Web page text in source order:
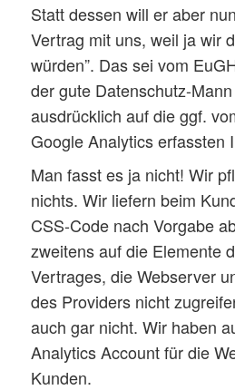
Statt dessen will er aber
Vertrag mit uns, weil ja wir
würden”. Das sei vom
der gute Datenschutz-
ausdrücklich auf die ggf.
Google Analytics
Man fasst es ja nicht! Wir
nichts. Wir liefern beim
CSS-Code nach Vorgabe
zweitens auf die Elemente
Vertrages, die Webserver
des Providers nicht
auch gar nicht. Wir haben
Analytics Account für die
Kunden.